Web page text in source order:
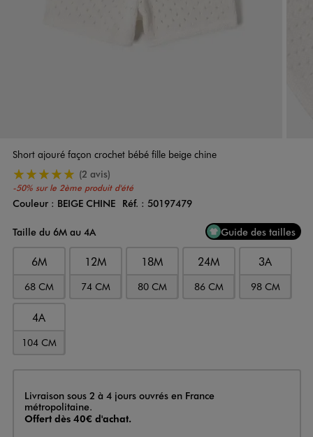
Short ajouré façon crochet bébé fille beige chine
-50% sur le 2ème produit d'été
5/5 de moyenne(2 avis)
Couleur
Couleur : BEIGE CHINE Réf. : 50197479
Taille du 6M au 4A
Guide des tailles
6M
68 CM
12M
74 CM
18M
80 CM
24M
86 CM
3A
98 CM
4A
104 CM
Livraison
Livraison sous 2 à 4 jours ouvrés en France
métropolitaine.
Offert dès 40€ d'achat.